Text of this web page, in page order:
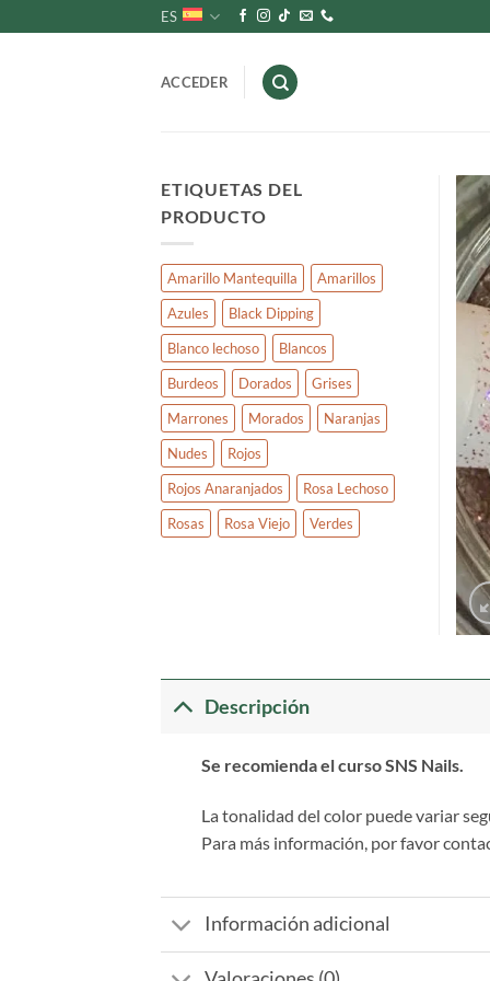
al
ES
ACCEDER
ETIQUETAS DEL
PRODUCTO
Amarillo Mantequilla
Amarillos
Azules
Black Dipping
Blanco lechoso
Blancos
Burdeos
Dorados
Grises
Marrones
Morados
Naranjas
Nudes
Rojos
Rojos Anaranjados
Rosa Lechoso
Rosas
Rosa Viejo Verdes
Descripción
Se recomienda el curso SNS Nails.
La tonalidad del color puede variar
Para más información, por favor
Información adicional